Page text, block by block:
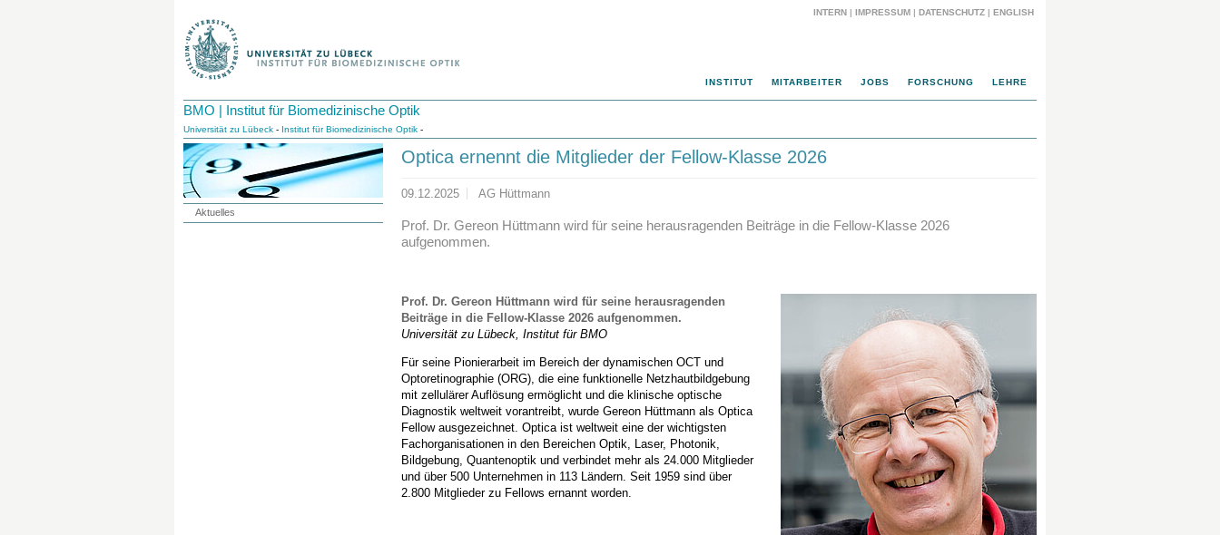
INTERN | IMPRESSUM | DATENSCHUTZ | ENGLISH
INSTITUT MITARBEITER JOBS FORSCHUNG LEHRE
BMO | Institut für Biomedizinische Optik
Universität zu Lübeck - Institut für Biomedizinische Optik -
Optica ernennt die Mitglieder der Fellow-Klasse 2026
09.12.2025 AG Hüttmann
Prof. Dr. Gereon Hüttmann wird für seine herausragenden Beiträge in die Fellow-Klasse 2026
aufgenommen.
Prof. Dr. Gereon Hüttmann wird für seine herausragenden
Beiträge in die Fellow-Klasse 2026 aufgenommen.
Universität zu Lübeck, Institut für BMO
Für seine Pionierarbeit im Bereich der dynamischen OCT und
Optoretinographie (ORG), die eine funktionelle Netzhautbildgebung
mit zellulärer Auflösung ermöglicht und die klinische optische
Diagnostik weltweit vorantreibt, wurde Gereon Hüttmann als Optica
Fellow ausgezeichnet. Optica ist weltweit eine der wichtigsten
Fachorganisationen in den Bereichen Optik, Laser, Photonik,
Bildgebung, Quantenoptik und verbindet mehr als 24.000 Mitglieder
und über 500 Unternehmen in 113 Ländern. Seit 1959 sind über
2.800 Mitglieder zu Fellows ernannt worden.
Aktuelles